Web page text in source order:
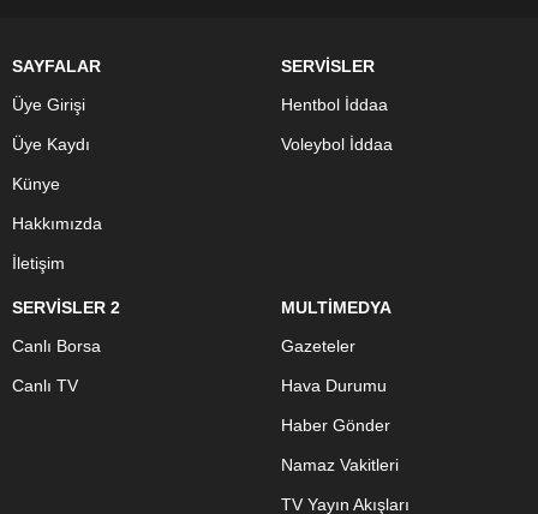
SAYFALAR
Üye Girişi
Üye Kaydı
Künye
Hakkımızda
İletişim
SERVİSLER
Hentbol İddaa
Voleybol İddaa
SERVİSLER 2
Canlı Borsa
Canlı TV
MULTİMEDYA
Gazeteler
Hava Durumu
Haber Gönder
Namaz Vakitleri
TV Yayın Akışları